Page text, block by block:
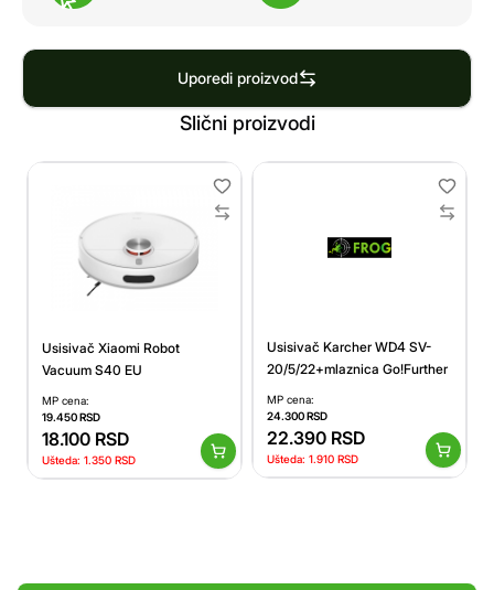
Uporedi proizvod
Slični proizvodi
Usisivač Xiaomi Robot
Vacuum S40 EU
MP cena:
19.450RSD
18.100 RSD
Ušteda: 1.350 RSD
Usisivač Karcher WD4 SV-
20/5/22+mlaznica Go!Further
MP cena:
24.300RSD
22.390 RSD
Ušteda: 1.910 RSD